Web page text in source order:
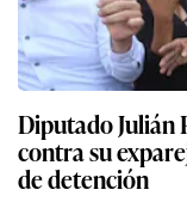
Diputado Julián
contra su
de detención